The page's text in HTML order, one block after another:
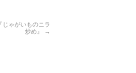
ゃがいものニラ
炒め』
→